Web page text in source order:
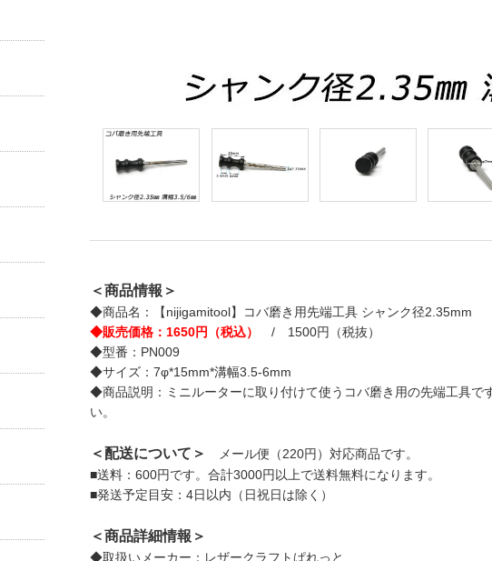
＜商品情報＞
◆商品名：【nijigamitool】コバ磨き用先端工具 シャンク径2.35mm
◆販売価格：1650円（税込）
/ 1500円（税抜）
◆型番：PN009
◆サイズ：7φ*15mm*溝幅3.5-6mm
◆商品説明：ミニルーターに取り付けて使うコバ磨き用の先端工具で
い。
＜配送について＞
メール便（220円）対応商品です。
■送料：600円です。合計3000円以上で送料無料になります。
■発送予定目安：4日以内（日祝日は除く）
＜商品詳細情報＞
◆取扱いメーカー：レザークラフトぱれっと